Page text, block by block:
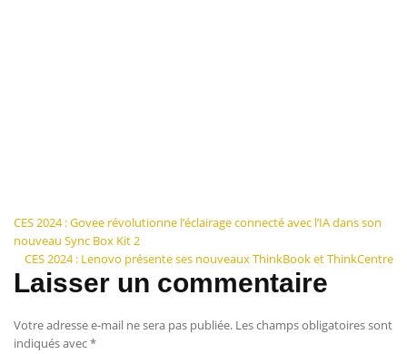
Navigation
de
l’article
CES 2024 : Govee révolutionne l’éclairage connecté avec l’IA dans son
nouveau Sync Box Kit 2
CES 2024 : Lenovo présente ses nouveaux ThinkBook et ThinkCentre
Laisser un commentaire
Votre adresse e-mail ne sera pas publiée. Les champs obligatoires sont
indiqués avec*